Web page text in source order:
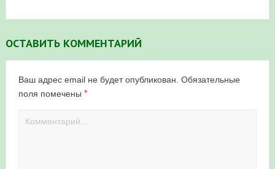
ОСТАВИТЬ КОММЕНТАРИЙ
Ваш адрес email не будет опубликован. Обязательные
поля помечены *